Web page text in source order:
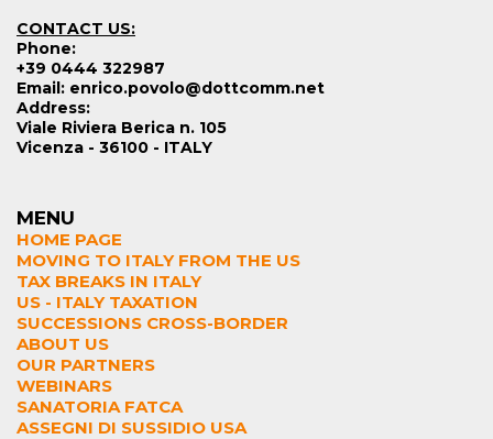
CONTACT US:
Phone:
+39 0444 322987
Email: enrico.povolo@dottcomm.net
Address:
Viale Riviera Berica n. 105
Vicenza - 36100 - ITALY
MENU
HOME PAGE
MOVING TO ITALY FROM THE US
TAX BREAKS IN ITALY
US - ITALY TAXATION
SUCCESSIONS CROSS-BORDER
ABOUT US
OUR PARTNERS
WEBINARS
SANATORIA FATCA
ASSEGNI DI SUSSIDIO USA